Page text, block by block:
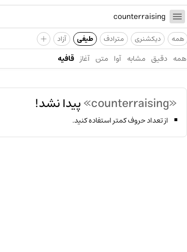
همه دیکشنری مترادف طیفی آزاد +
همه دقیق مشابه آوا متن آغاز قافیه
«counterraising» پیدا نشد!
از تعداد حروف کمتر استفاده کنید.